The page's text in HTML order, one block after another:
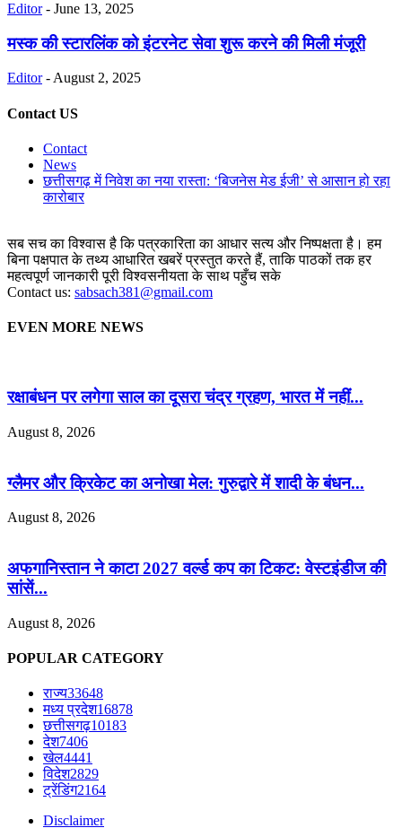
Editor - June 13, 2025
मस्क की स्टारलिंक को इंटरनेट सेवा शुरू करने की मिली मंजूरी
Editor -August 2, 2025
Contact US
Contact
News
छत्तीसगढ़ में निवेश का नया रास्ता: ‘बिजनेस मेड ईजी’ से आसान हो रहा
कारोबार
सब सच का विश्वास है कि पत्रकारिता का आधार सत्य और निष्पक्षता है। हम
बिना पक्षपात के तथ्य आधारित खबरें प्रस्तुत करते हैं, ताकि पाठकों तक हर
महत्वपूर्ण जानकारी पूरी विश्वसनीयता के साथ पहुँच सके
Contact us: sabsach381@gmail.com
EVEN MORE NEWS
रक्षाबंधन पर लगेगा साल का दूसरा चंद्र ग्रहण, भारत में नहीं...
August 8, 2026
ग्लैमर और क्रिकेट का अनोखा मेल: गुरुद्वारे में शादी के बंधन...
August 8, 2026
अफगानिस्तान ने काटा 2027 वर्ल्ड कप का टिकट: वेस्टइंडीज की
सांसें...
August 8, 2026
POPULAR CATEGORY
राज्य33648
मध्य प्रदेश16878
छत्तीसगढ़10183
देश7406
खेल4441
विदेश2829
ट्रेंडिंग2164
Disclaimer